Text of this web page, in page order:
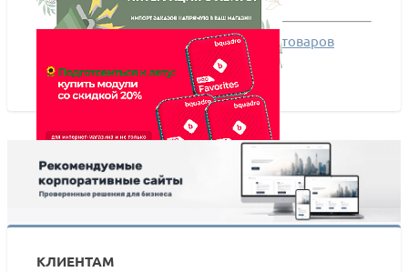
Как сделать на сайте скидки на набор товаров
Анонс: Интеграция с Авито по АПИ.
Скидка -20% на модули от Bquadro: успейте купить
полезные инструменты до 30 мая от 2560 ₽
КЛИЕНТАМ